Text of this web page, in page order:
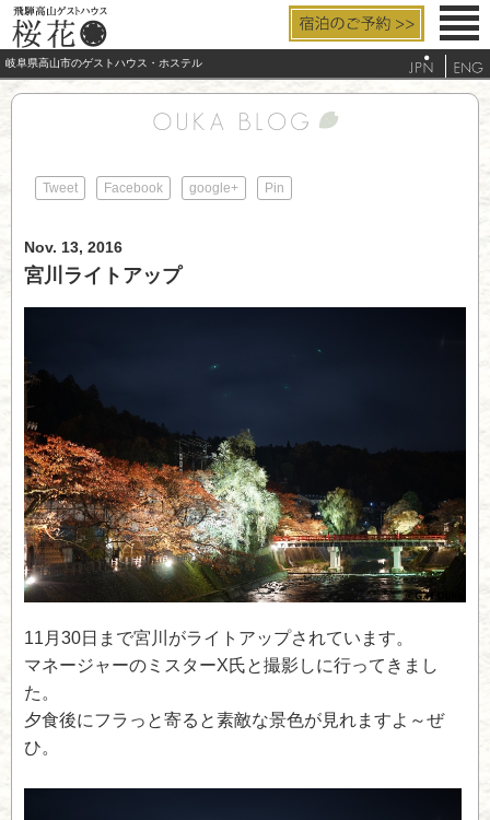
岐阜県高山市のゲストハウス・ホステル
よくあるご質問
電話する
Tweet Facebook google+ Pin
Nov. 13, 2016
宮川ライトアップ
11月30日まで宮川がライトアップされています。
マネージャーのミスターX氏と撮影しに行ってきまし
た。
夕食後にフラっと寄ると素敵な景色が見れますよ～ぜ
ひ。